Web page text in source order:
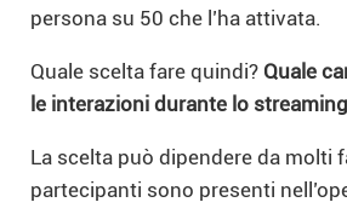
persona su 50 che l’ha attivata.
Quale scelta fare quindi? Quale
le interazioni durante lo
La scelta può dipendere da molti
partecipanti sono presenti